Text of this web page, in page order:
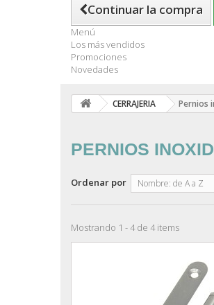
Continuar la compra
Menú
Los más vendidos
Promociones
Novedades
CERRAJERIA Pernios
PERNIOS
Ordenar por Nombre: de A a Z
Mostrando 1 - 4 de 4 items